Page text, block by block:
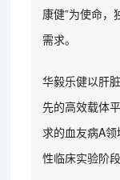
康健”为使命
需求。
华毅乐健以肝
先的高效载体
求的血友病A
性临床实验阶段